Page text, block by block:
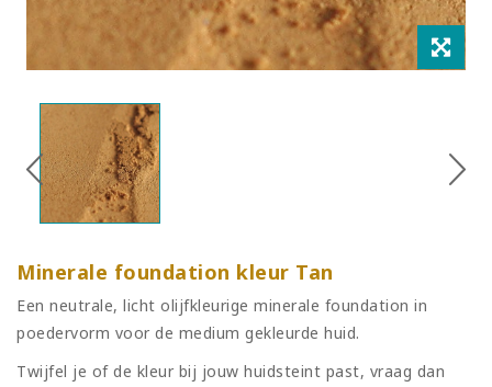
Minerale foundation kleur Tan
Een neutrale, licht olijfkleurige minerale foundation in
poedervorm voor de medium gekleurde huid.
Twijfel je of de kleur bij jouw huidsteint past, vraag dan